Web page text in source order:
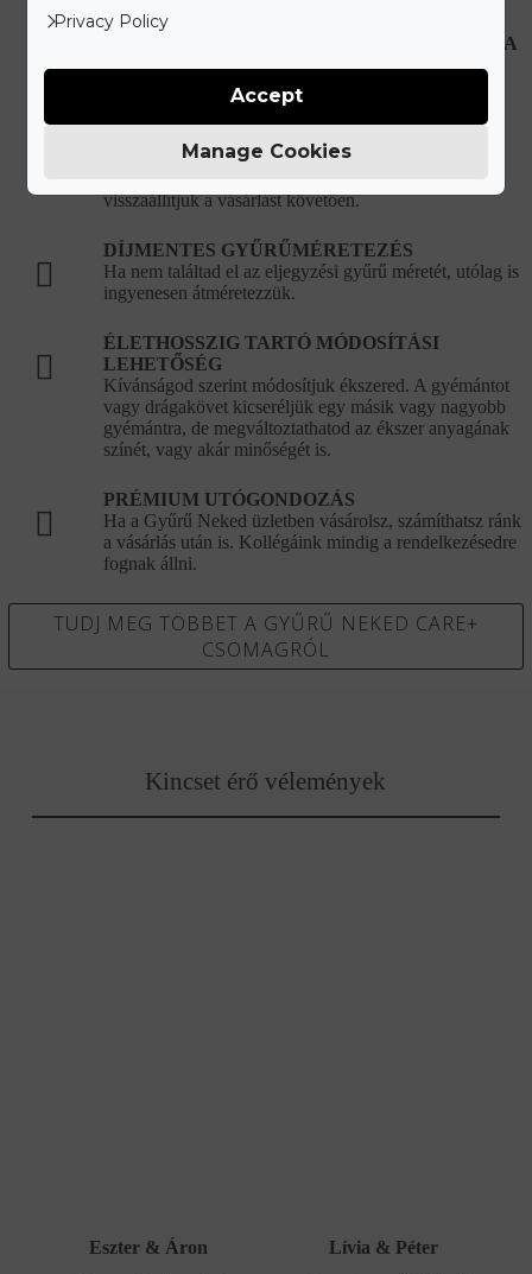
HIBÁS, VAGY SÉRÜLT ÉKSZEREK JAVÍTÁSA
Újonnan vásárolt hibás ékszer esetén teljes mértékben
mi álljuk a javítási és szállítási költségeket.
LEHETŐSÉG
visszaállítjuk a vásárlást követően.
DÍJMENTES GYŰRŰMÉRETEZÉS
Ha nem találtad el az eljegyzési gyűrű méretét, utólag is
ingyenesen átméretezzük.
ÉLETHOSSZIG TARTÓ MÓDOSÍTÁSI
LEHETŐSÉG
Kívánságod szerint módosítjuk ékszered. A gyémántot
vagy drágakövet kicseréljük egy másik vagy nagyobb
gyémántra, de megváltoztathatod az ékszer anyagának
színét, vagy akár minőségét is.
PRÉMIUM UTÓGONDOZÁS
Ha a Gyűrű Neked üzletben vásárolsz, számíthatsz ránk
a vásárlás után is. Kollégáink mindig a rendelkezésedre
fognak állni.
TUDJ MEG TÖBBET A GYŰRŰ NEKED CARE+
CSOMAGRÓL
Kincset érő vélemények
Eszter & Áron
Lívia & Péter
Privacy Policy
Manage Cookies
Accept